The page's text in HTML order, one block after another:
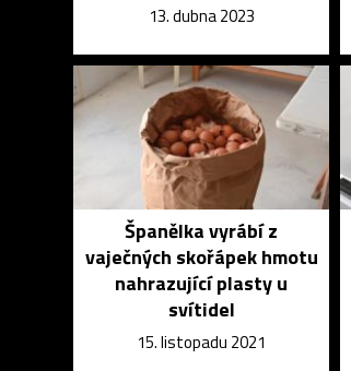
13. dubna 2023
Španělka vyrábí z
vaječných skořápek hmotu
nahrazující plasty u
svítidel
15. listopadu 2021